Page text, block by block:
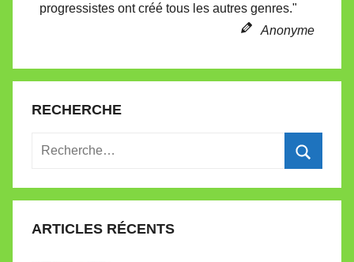
t
progressistes ont créé tous les autres genres."
Anonyme
RECHERCHE
Recherche
:
ARTICLES RÉCENTS